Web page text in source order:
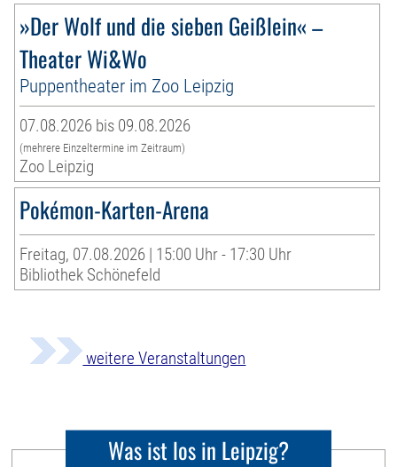
»Der Wolf und die sieben Geißlein« –
Theater Wi&Wo
Puppentheater im Zoo Leipzig
07.08.2026 bis 09.08.2026
(mehrere Einzeltermine im Zeitraum)
Zoo Leipzig
Pokémon-Karten-Arena
Freitag, 07.08.2026 | 15:00 Uhr - 17:30 Uhr
Bibliothek Schönefeld
weitere Veranstaltungen
Was ist los in Leipzig?